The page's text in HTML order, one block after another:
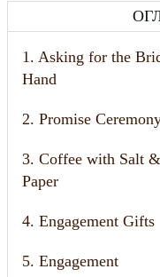
1. Asking for the
Hand
2. Promise
3. Coffee with Salt &
Paper
4. Engagement Gifts
5. Engagement